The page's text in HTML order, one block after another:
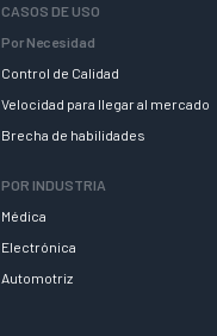
CASOS DE USO
Por Necesidad
Control de Calidad
Velocidad para llegar al mercado
Brecha de habilidades
POR INDUSTRIA
Médica
Electrónica
Automotriz